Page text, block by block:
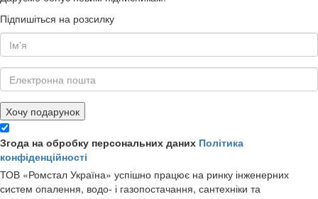
Підпишіться на розсилку
Хочу подарунок
Згода на обробку персональних даних Політика
конфіденційності
ТОВ «Ромстал Україна» успішно працює на ринку інженерних
систем опалення, водо- і газопостачання, сантехніки та